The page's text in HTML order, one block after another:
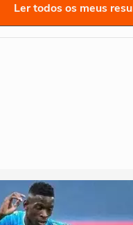
Ler todos os meus